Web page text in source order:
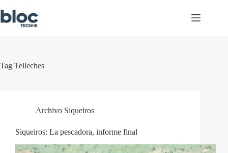
to
content
Tag Telleches
Archivo Siqueiros
Siqueiros: La pescadora, informe final